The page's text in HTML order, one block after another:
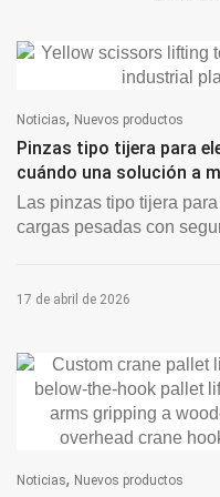
Noticias, Nuevos productos
Pinzas tipo tijera para
cuándo una solución a
Las pinzas tipo tijera
cargas pesadas con
17 de abril de 2026
Noticias, Nuevos productos